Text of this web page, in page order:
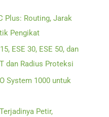
Plus: Routing, Jarak
Pengikat
ESE 30, ESE 50, dan
dan Radius Proteksi
System 1000 untuk
Petir,